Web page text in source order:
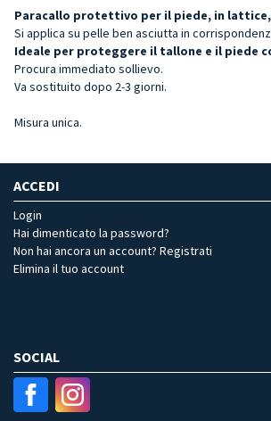
Paracallo protettivo per il piede, in
Si applica su pelle ben asciutta in
Ideale per proteggere il tallone e il piede
Procura immediato sollievo.
Va sostituito dopo 2-3 giorni.
Misura unica.
ACCEDI
Login
Hai dimenticato la password?
Non hai ancora un account? Registrati
Elimina il tuo account
SOCIAL